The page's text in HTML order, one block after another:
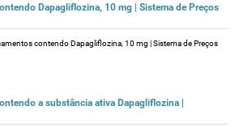
Dapagliflozina, 10 mg | Sistema de Preços
contendo Dapagliflozina, 10 mg | Sistema de Preços
a substância ativa Dapagliflozina |